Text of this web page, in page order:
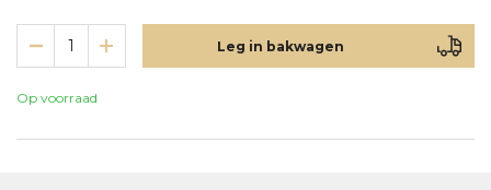
Leg in bakwagen
Op voorraad